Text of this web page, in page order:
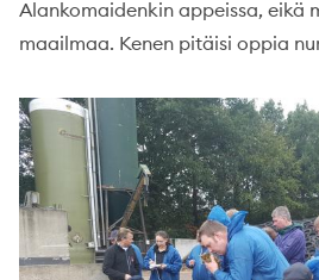
Alankomaidenkin appeissa, eikä
maailmaa. Kenen pitäisi oppia